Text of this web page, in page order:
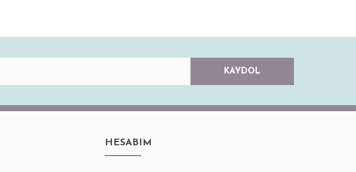
KAYDOL
HESABIM